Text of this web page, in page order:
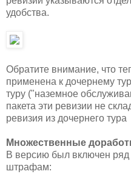
удобства.
Обратите внимание, что
применена к дочернему
туру ("наземное
пакета эти ревизии не
ревизия из дочернего тура
Множественные
В версию был включен ряд
штрафам: